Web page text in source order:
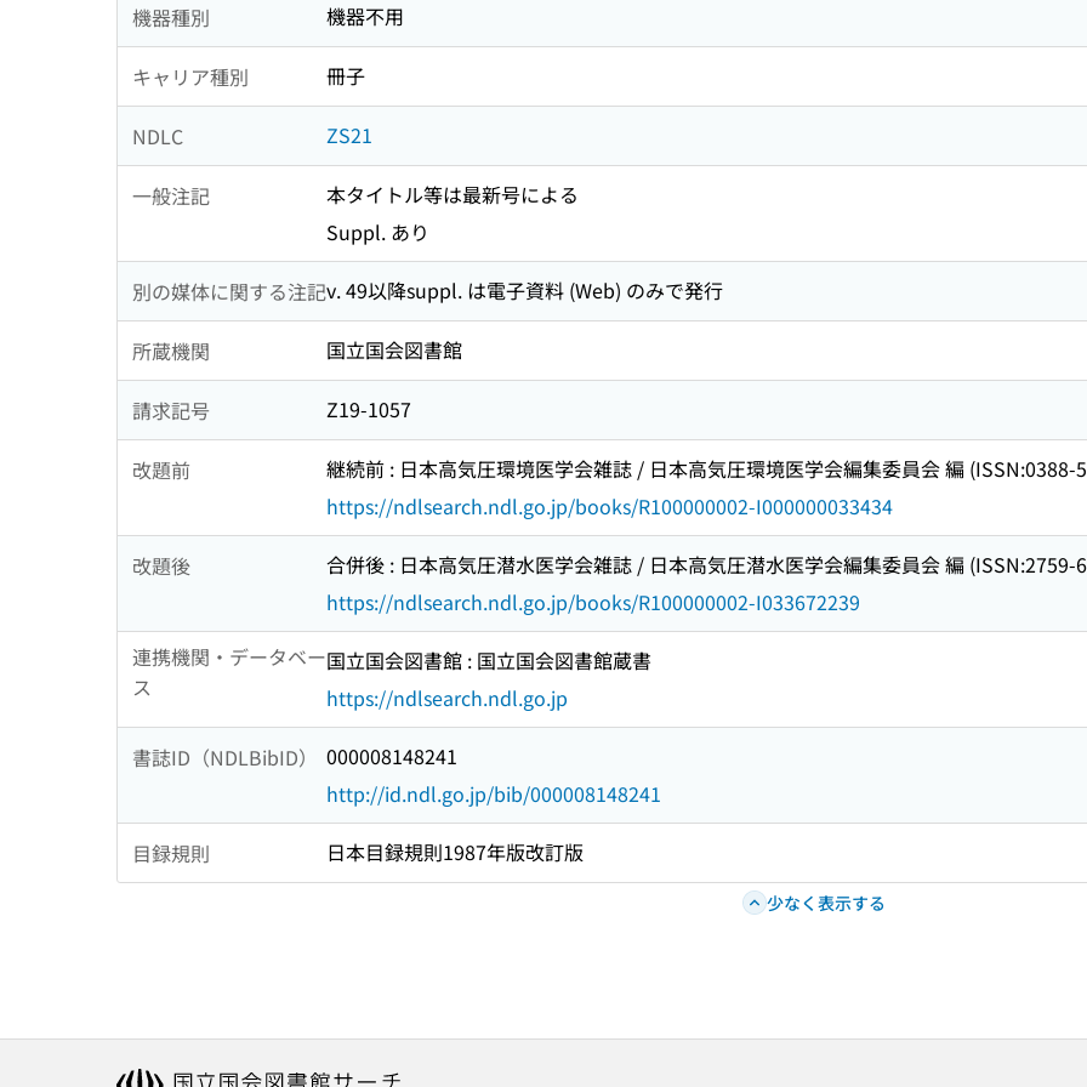
機器種別 機器不用
キャリア種別 冊子
NDLC ZS21
一般注記
本タイトル等は最新号による
Suppl. あり
別の媒体に関する注記v. 49以降suppl. は電子資料 (Web) のみで発行
所蔵機関 国立国会図書館
請求記号 Z19-1057
改題前
継続前 : 日本高気圧環境医学会雑誌 / 日本高気圧環境医学会編集委員会 編 (ISSN:0388-
https://ndlsearch.ndl.go.jp/books/R100000002-I000000033434
改題後
合併後 : 日本高気圧潜水医学会雑誌 / 日本高気圧潜水医学会編集委員会 編 (ISSN:2759-
https://ndlsearch.ndl.go.jp/books/R100000002-I033672239
連携機関・データベー
ス
国立国会図書館 : 国立国会図書館蔵書
https://ndlsearch.ndl.go.jp
書誌ID（NDLBibID）
000008148241
http://id.ndl.go.jp/bib/000008148241
目録規則 日本目録規則1987年版改訂版
少なく表示する